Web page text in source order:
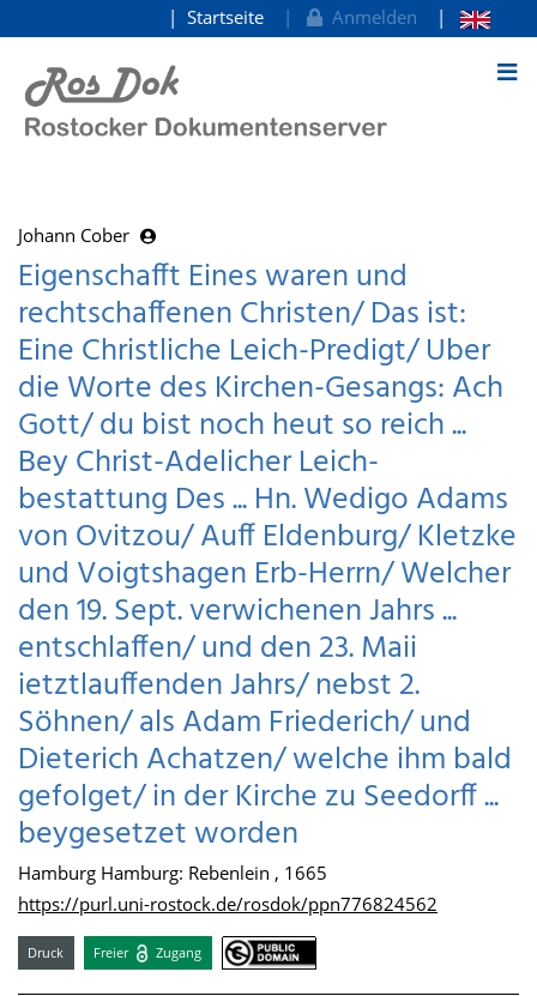
zum Inhalt
Startseite Anmelden
Johann Cober
Eigenschafft Eines waren und
rechtschaffenen Christen/ Das ist:
Eine Christliche Leich-Predigt/ Uber
die Worte des Kirchen-Gesangs: Ach
Gott/ du bist noch heut so reich ...
Bey Christ-Adelicher Leich-
bestattung Des ... Hn. Wedigo Adams
von Ovitzou/ Auff Eldenburg/ Kletzke
und Voigtshagen Erb-Herrn/ Welcher
den 19. Sept. verwichenen Jahrs ...
entschlaffen/ und den 23. Maii
ietztlauffenden Jahrs/ nebst 2.
Söhnen/ als Adam Friederich/ und
Dieterich Achatzen/ welche ihm bald
gefolget/ in der Kirche zu Seedorff ...
beygesetzet worden
Hamburg Hamburg: Rebenlein , 1665
https://purl.uni-rostock.de/rosdok/ppn776824562
Druck Freier Zugang